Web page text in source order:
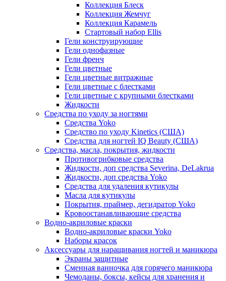
Коллекция Блеск
Коллекция Жемчуг
Коллекция Карамель
Стартовый набор Ellis
Гели конструирующие
Гели однофазные
Гели френч
Гели цветные
Гели цветные витражные
Гели цветные с блестками
Гели цветные с крупными блестками
Жидкости
Средства по уходу за ногтями
Средства Yoko
Средство по уходу Kinetics (США)
Средства для ногтей IQ Beauty (США)
Средства, масла, покрытия, жидкости
Противогрибковые средства
Жидкости, доп средства Severina, DeLakrua
Жидкости, доп средства Yoko
Средства для удаления кутикулы
Масла для кутикулы
Покрытия, праймер, дегидратор Yoko
Кровоостанавливающие средства
Водно-акриловые краски
Водно-акриловые краски Yoko
Наборы красок
Аксессуары для наращивания ногтей и маникюра
Экраны защитные
Сменная ванночка для горячего маникюра
Чемоданы, боксы, кейсы для хранения и